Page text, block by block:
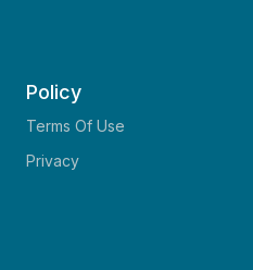
Policy
Terms Of Use
Privacy